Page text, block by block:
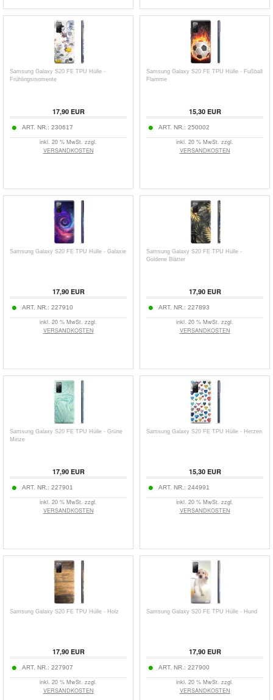
Samsung Galaxy S20 FE TPU Hülle -
Frühlingsmomente
17,90EUR
ART. NR.: 230617
inkl. 20 % MwSt. zzgl.
VERSANDKOSTEN
Samsung Galaxy S20 FE TPU Hülle - Fußball
Flamme
15,30EUR
ART. NR.: 250002
inkl. 20 % MwSt. zzgl.
VERSANDKOSTEN
Samsung Galaxy S20 FE TPU Hülle - Galaxie
17,90EUR
ART. NR.: 227910
inkl. 20 % MwSt. zzgl.
VERSANDKOSTEN
Samsung Galaxy S20 FE TPU Hülle -
Goldene Blätter
17,90EUR
ART. NR.: 227893
inkl. 20 % MwSt. zzgl.
VERSANDKOSTEN
Samsung Galaxy S20 FE TPU Hülle - Grüne
Minze
17,90EUR
ART. NR.: 227901
inkl. 20 % MwSt. zzgl.
VERSANDKOSTEN
Samsung Galaxy S20 FE TPU Hülle - Herzen
15,30EUR
ART. NR.: 244991
inkl. 20 % MwSt. zzgl.
VERSANDKOSTEN
Samsung Galaxy S20 FE TPU Hülle - Holz
17,90EUR
ART. NR.: 227907
inkl. 20 % MwSt. zzgl.
VERSANDKOSTEN
Samsung Galaxy S20 FE TPU Hülle - Hund
17,90EUR
ART. NR.: 227900
inkl. 20 % MwSt. zzgl.
VERSANDKOSTEN